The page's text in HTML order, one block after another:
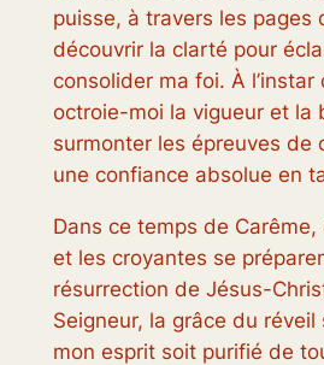
puisse, à travers les pages
découvrir la clarté pour
consolider ma foi. À l’instar
octroie-moi la vigueur et la
surmonter les épreuves de
une confiance absolue en
Dans ce temps de
et les croyantes se
résurrection de Jésus-
Seigneur, la grâce du réveil
mon esprit soit purifié de